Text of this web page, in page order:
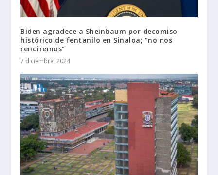
Biden agradece a Sheinbaum por decomiso
histórico de fentanilo en Sinaloa; “no nos
rendiremos”
7 diciembre, 2024